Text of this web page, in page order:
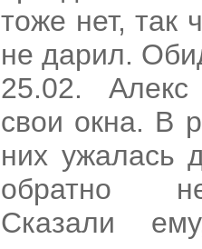
тоже нет, так
не дарил.
25.02. Алекс
свои окна. В
них ужалась
обратно
Сказали